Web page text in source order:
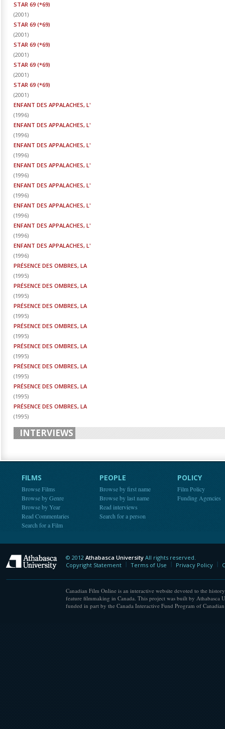
STAR 69 (*69)
(2001)
STAR 69 (*69)
(2001)
STAR 69 (*69)
(2001)
STAR 69 (*69)
(2001)
STAR 69 (*69)
(2001)
ENFANT DES APPALACHES, L'
(1996)
ENFANT DES APPALACHES, L'
(1996)
ENFANT DES APPALACHES, L'
(1996)
ENFANT DES APPALACHES, L'
(1996)
ENFANT DES APPALACHES, L'
(1996)
ENFANT DES APPALACHES, L'
(1996)
ENFANT DES APPALACHES, L'
(1996)
ENFANT DES APPALACHES, L'
(1996)
PRÉSENCE DES OMBRES, LA
(1995)
PRÉSENCE DES OMBRES, LA
(1995)
PRÉSENCE DES OMBRES, LA
(1995)
PRÉSENCE DES OMBRES, LA
(1995)
PRÉSENCE DES OMBRES, LA
(1995)
PRÉSENCE DES OMBRES, LA
(1995)
PRÉSENCE DES OMBRES, LA
(1995)
PRÉSENCE DES OMBRES, LA
(1995)
INTERVIEWS
FILMS
Browse Films
Browse by Genre
Browse by Year
Read Commentaries
Search for a Film
PEOPLE
Browse by first name
Browse by last name
Read interviews
Search for a person
POLICY
Film Policy
Funding Agencies
Athabasca University
© 2012 Athabasca University All rights reserved.
Copyright Statement
Terms of Use Privacy Policy
Canadian Film Online is an interactive website devoted to the
feature filmmaking in Canada. This project was built by Athabasca
funded in part by the Canada Interactive Fund Program of